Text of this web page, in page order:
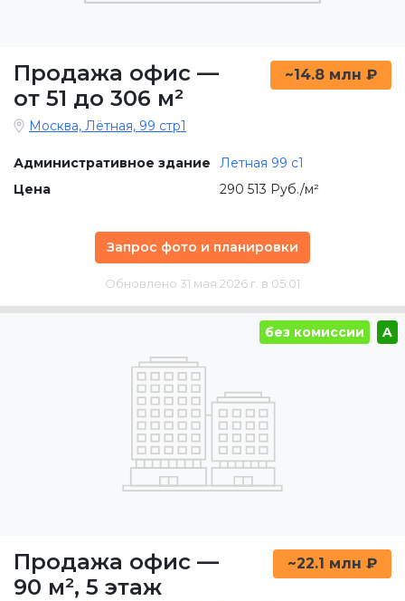
Продажа офис —
от 51 до 306 м²
~14.8 млн ₽
Москва, Лётная, 99 стр1
Административное здание
Летная 99 c1
Цена
290 513 Руб./м²
Запрос фото и планировки
Обновлено 31 мая 2026 г. в 05:01
без комиссии A
Продажа офис —
90 м², 5 этаж
~22.1 млн ₽